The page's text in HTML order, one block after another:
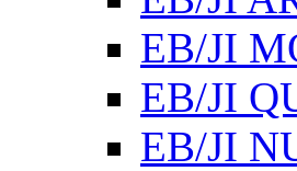
EB/JI
EB/JI
EB/JI